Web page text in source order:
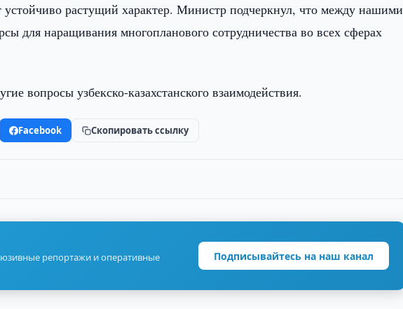
устойчиво растущий характер. Министр подчеркнул, что между нашими
для наращивания многопланового сотрудничества во всех сферах
вопросы узбекско-казахстанского взаимодействия.
Facebook Скопировать ссылку
репортажи и оперативные
Подписывайтесь на наш канал